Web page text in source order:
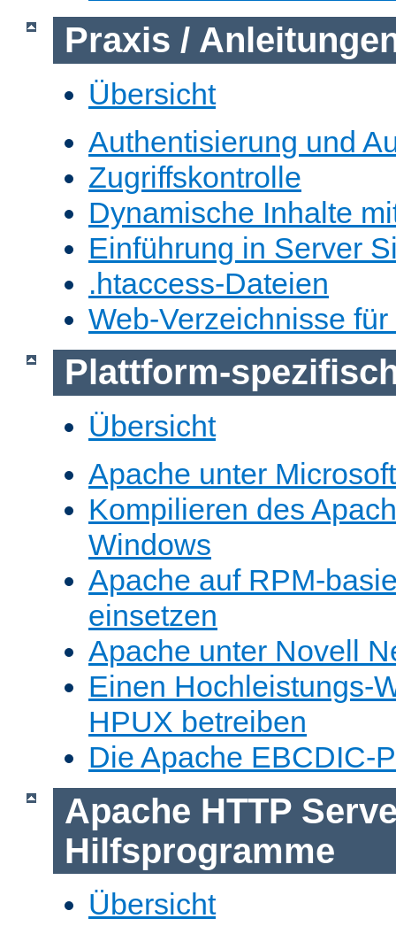
Praxis /
Übersicht
Authentisierung und
Zugriffskontrolle
Dynamische Inhalte
Einführung in Server
.htaccess-Dateien
Web-Verzeichnisse
Plattform-
Übersicht
Apache unter
Kompilieren des
Windows
Apache auf RPM-
einsetzen
Apache unter Novell
Einen Hochleistungs-
HPUX betreiben
Die Apache EBCDIC-
Apache HTTP
Hilfsprogramme
Übersicht